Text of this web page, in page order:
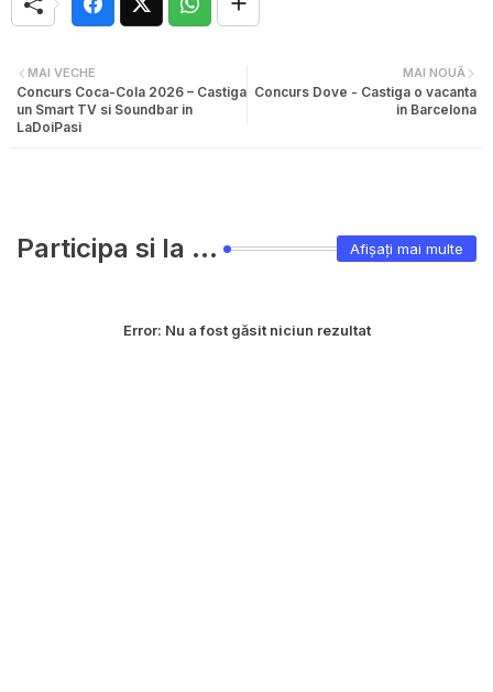
MAI NOUĂ
Concurs Dove - Castiga o vacanta
in Barcelona
MAI VECHE
Concurs Coca-Cola 2026 – Castiga
un Smart TV si Soundbar in
LaDoiPasi
Participa si la ... Afișați mai multe
Error: Nu a fost găsit niciun rezultat